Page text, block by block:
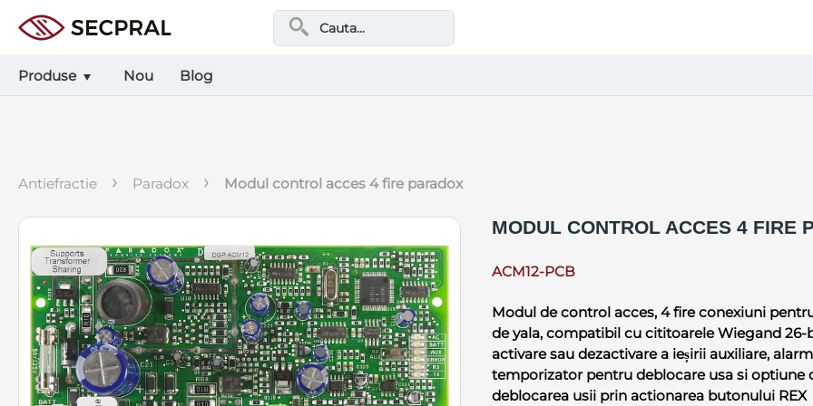
Produse Nou Blog
antiefractie › paradox › modul control acces 4 fire paradox
MODUL CONTROL ACCES 4 FIRE
ACM12-PCB
Modul de control acces, 4 fire conexiuni
de yala, compatibil cu cititoarele Wiegand 26-
activare sau dezactivare a ieșirii auxiliare,
temporizator pentru deblocare usa si optiune
deblocarea usii prin actionarea butonului REX